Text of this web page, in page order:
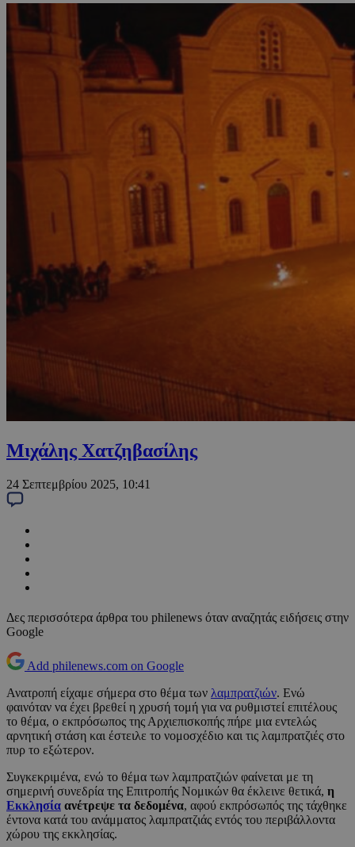
Μιχάλης Χατζηβασίλης
24 Σεπτεμβρίου 2025, 10:41
Δες περισσότερα άρθρα του philenews όταν αναζητάς ειδήσεις στην
Google
Add philenews.com on Google
Ανατροπή είχαμε σήμερα στο θέμα των λαμπρατζιών. Ενώ
φαινόταν να έχει βρεθεί η χρυσή τομή για να ρυθμιστεί επιτέλους
το θέμα, ο εκπρόσωπος της Αρχιεπισκοπής πήρε μια εντελώς
αρνητική στάση και έστειλε το νομοσχέδιο και τις λαμπρατζιές στο
πυρ το εξώτερον.
Συγκεκριμένα, ενώ το θέμα των λαμπρατζιών φαίνεται με τη
σημερινή συνεδρία της Επιτροπής Νομικών θα έκλεινε θετικά, η
Εκκλησία ανέτρεψε τα δεδομένα, αφού εκπρόσωπός της τάχθηκε
έντονα κατά του ανάμματος λαμπρατζιάς εντός του περιβάλλοντα
χώρου της εκκλησίας.